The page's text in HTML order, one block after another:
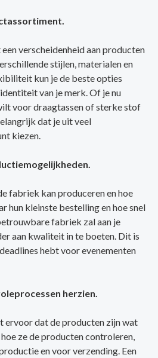
verscheidenheid aan producten
stijlen, materialen en
kun je de beste opties
van je merk. Of je nu
voor draagtassen of sterke stof
dat je uit veel
kiezen.
fabriek kan produceren en hoe
hun kleinste bestelling en hoe snel
fabriek zal aan je
aan kwaliteit in te boeten. Dit is
hebt voor evenementen
herzien.
dat de producten zijn wat
ze de producten controleren,
en voor verzending. Een